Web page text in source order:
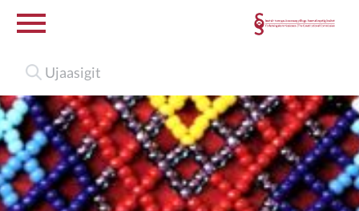
Isumalioqatigiissitanut
suliakkiissut
Isumalioqatigiissitani
ilaasortat